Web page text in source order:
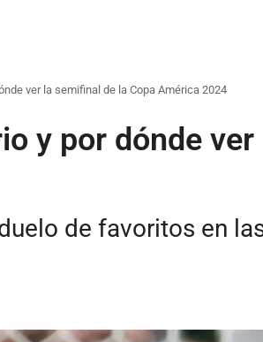
ver la semifinal de la Copa América 2024
y por dónde
de favoritos en